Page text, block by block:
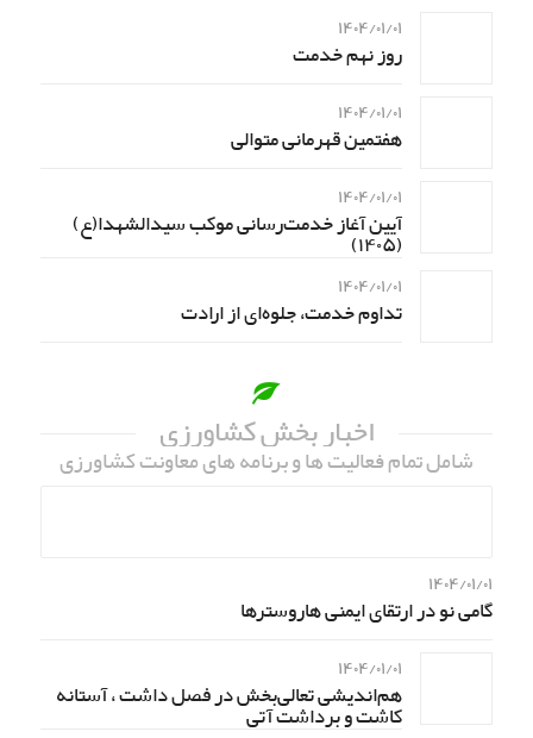
۱۴۰۴/۰۱/۰۱
روز نهم خدمت
۱۴۰۴/۰۱/۰۱
هفتمین قهرمانی متوالی
۱۴۰۴/۰۱/۰۱
آیین آغاز خدمت‌رسانی موکب سیدالشهدا(ع)
(۱۴۰۵)
۱۴۰۴/۰۱/۰۱
تداوم خدمت، جلوه‌ای از ارادت
اخبار بخش کشاورزی
شامل تمام فعالیت ها و برنامه های معاونت کشاورزی
۱۴۰۴/۰۱/۰۱
گامی نو در ارتقای ایمنی هاروسترها
۱۴۰۴/۰۱/۰۱
هم‌اندیشی تعالی‌بخش در فصل داشت ، آستانه
کاشت و برداشت آتی